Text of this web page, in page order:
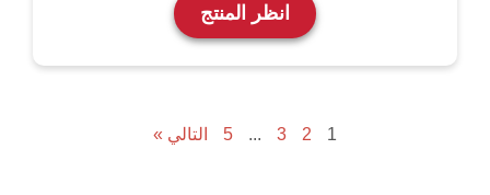
انظر المنتج
1
2
3
...
5 التالي »